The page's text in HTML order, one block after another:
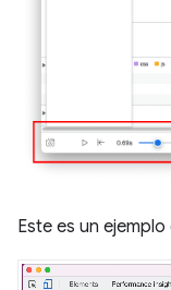
Este es un